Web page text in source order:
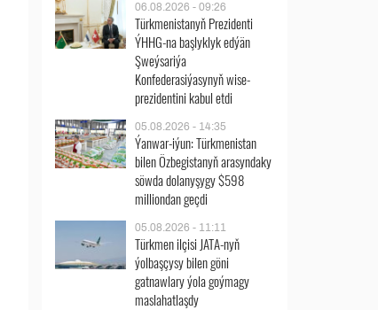
06.08.2026 - 09:26
Türkmenistanyň Prezidenti
ÝHHG-na başlyklyk edýän
Şweýsariýa
Konfederasiýasynyň wise-
prezidentini kabul etdi
05.08.2026 - 14:35
Ýanwar-iýun: Türkmenistan
bilen Özbegistanyň arasyndaky
söwda dolanyşygy $598
milliondan geçdi
05.08.2026 - 11:11
Türkmen ilçisi JATA-nyň
ýolbaşçysy bilen göni
gatnawlary ýola goýmagy
maslahatlaşdy